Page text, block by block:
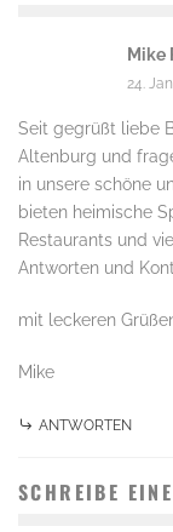
Mike
24.
Seit gegrüßt liebe
Altenburg und
in unsere schöne
bieten heimische
Restaurants und
Antworten und
mit leckeren
Mike
ANTWORTEN
SCHREIBE